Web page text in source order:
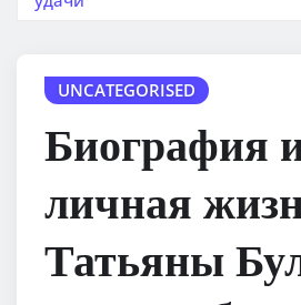
UNCATEGORISED
Биография
личная
Татьяны